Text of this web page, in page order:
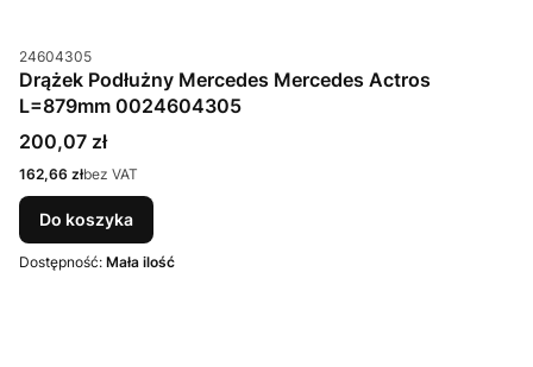
Kod produktu
24604305
Drążek Podłużny Mercedes Mercedes Actros
L=879mm 0024604305
Cena
200,07 zł
Cena
162,66 złbez VAT
Do koszyka
Dostępność: Mała ilość